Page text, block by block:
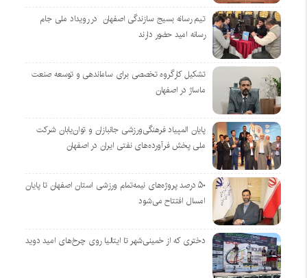
تیم رسانه بسیج سازندگی اصفهان در رویداد ملی جام
رسانه امید حضور دارند
تشکیل کارگروه تخصصی برای ساماندهی و توسعه صنعت
ماساژ در اصفهان
پایان المپیاد فرهنگی‌ورزشی جانبازان و توان‌یابان شرکت
ملی پخش فرآورده‌های نفتی ایران در اصفهان
۵۰ درصد پروژه‌های نیمه‌تمام ورزشی استان اصفهان تا پایان
امسال افتتاح می‌شود
دختری که از خمینی‌شهر تا ایتالیا روی چرخ‌های امید دوید